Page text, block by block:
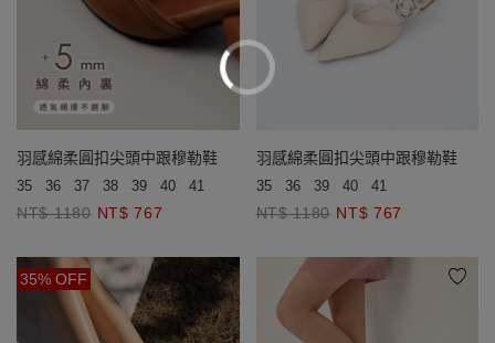
羽感綿柔圓扣尖頭中跟穆勒鞋
35 36 37 38 39 40 41
NT$ 1180 NT$ 767
羽感綿柔圓扣尖頭中跟穆勒鞋
35 36 39 40 41
NT$ 1180 NT$ 767
35% OFF